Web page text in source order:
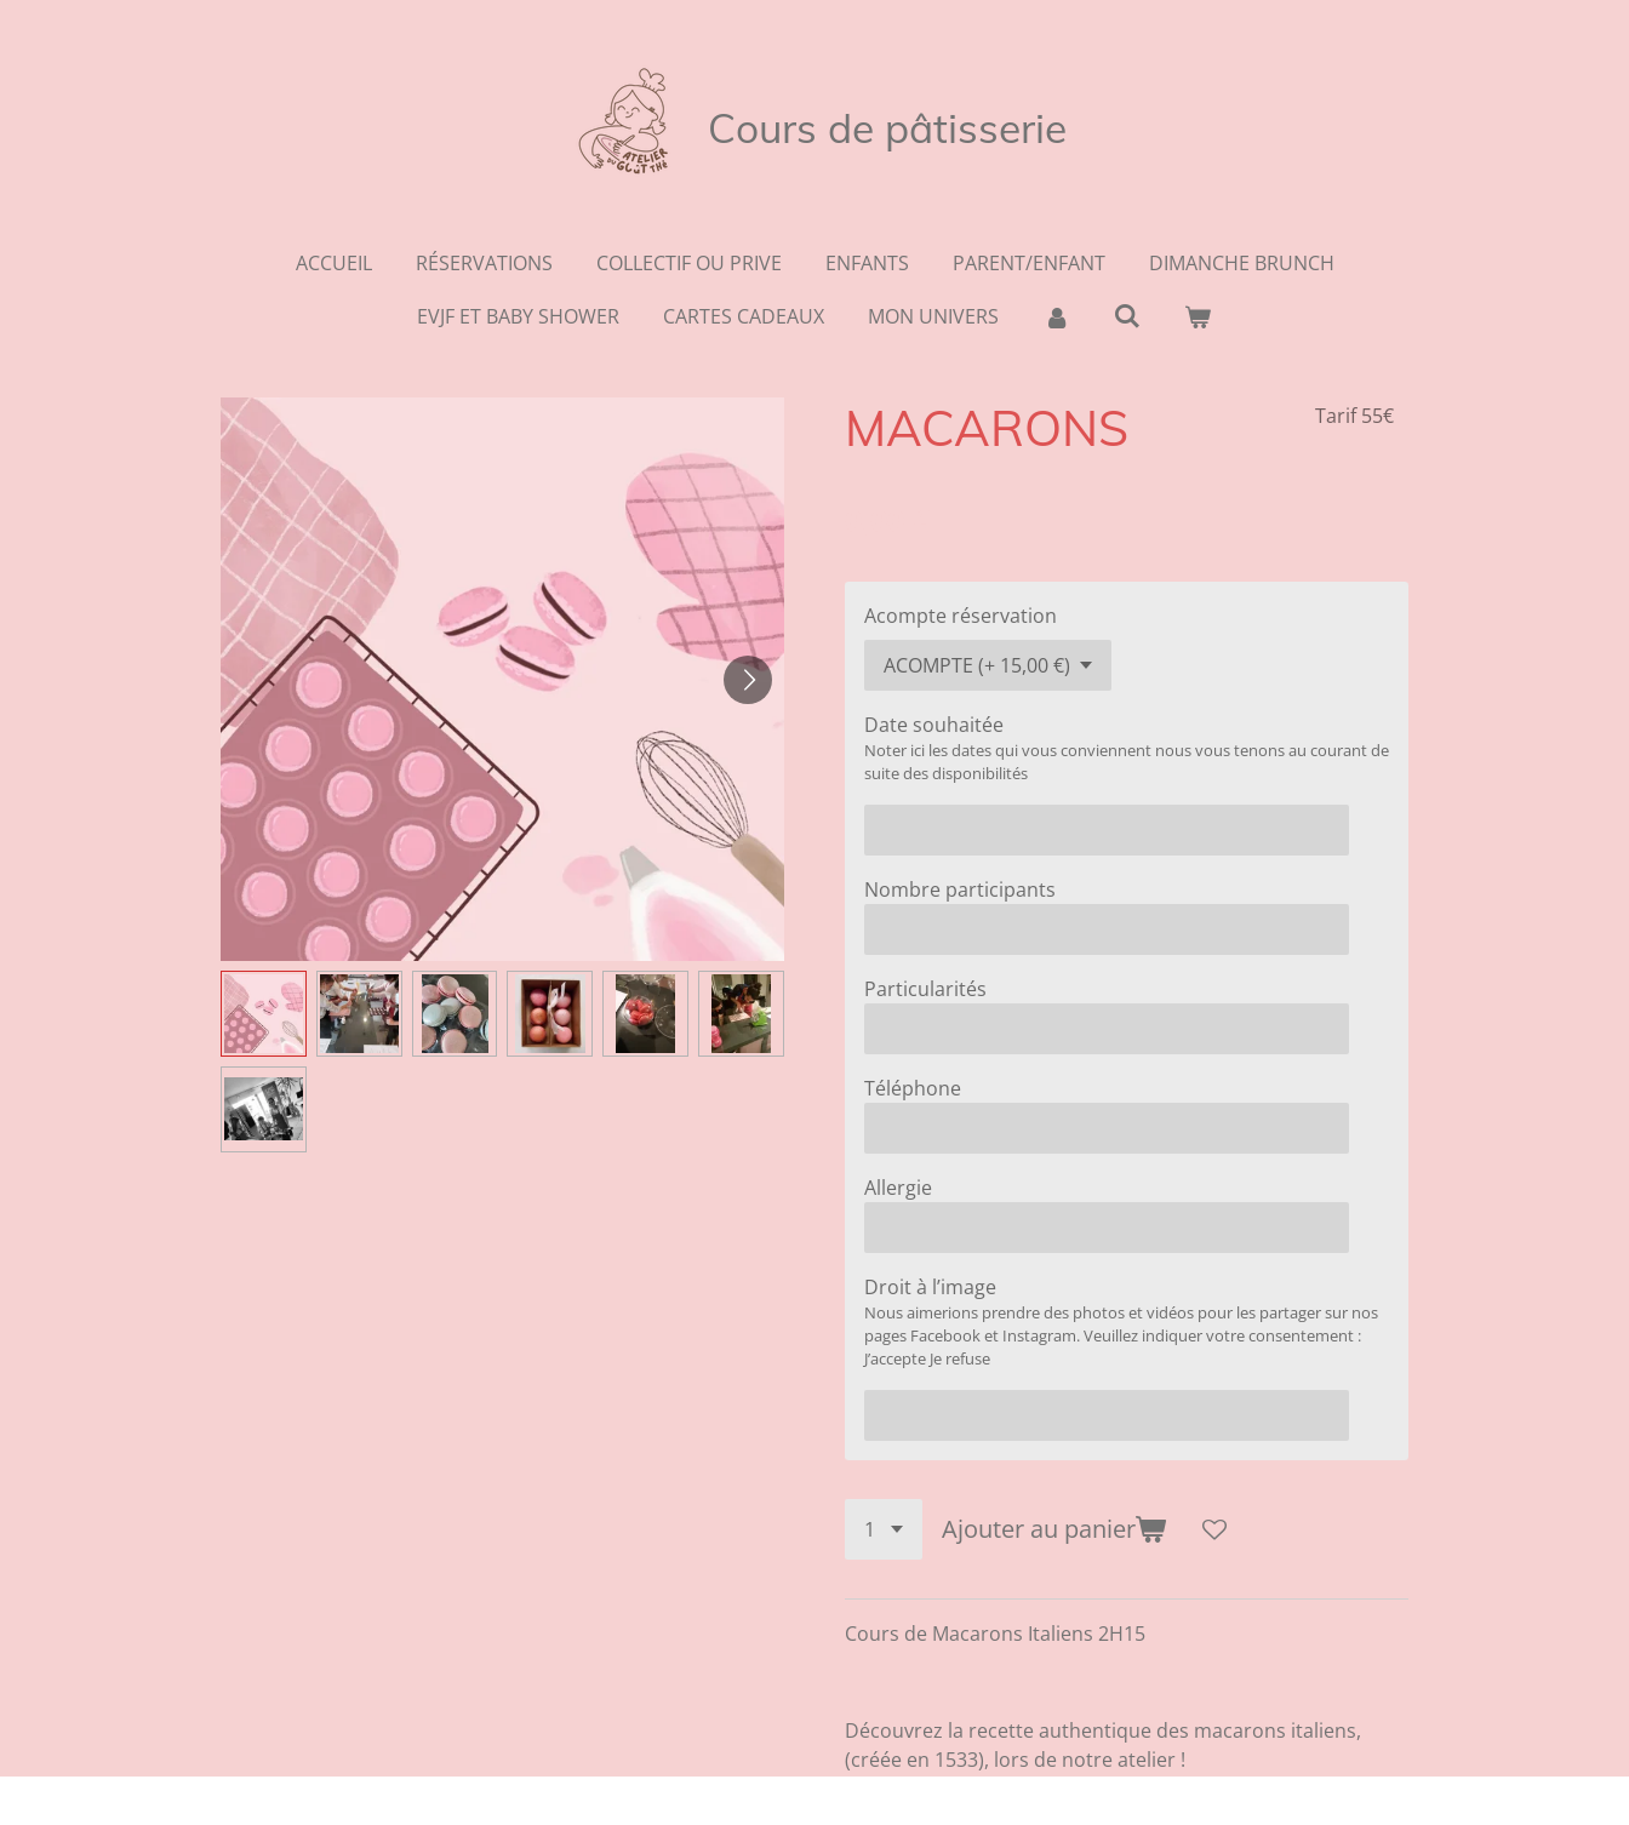
Cours de pâtisserie
ACCUEIL RÉSERVATIONS COLLECTIF OU PRIVE ENFANTS PARENT/ENFANT
DIMANCHE BRUNCH
EVJF ET BABY SHOWER
CARTES CADEAUX MON UNIVERS
MACARONS Tarif 55€
Acompte réservation
Date souhaitée
Noter ici les dates qui vous conviennent nous vous tenons au courant de
suite des disponibilités
Nombre participants
Particularités
Téléphone
Allergie
Droit à l’image
Nous aimerions prendre des photos et vidéos pour les partager sur nos
pages Facebook et Instagram. Veuillez indiquer votre consentement :
J’accepte Je refuse
Ajouter au panier
Cours de Macarons Italiens 2H15
Découvrez la recette authentique des macarons italiens,
(créée en 1533), lors de notre atelier !